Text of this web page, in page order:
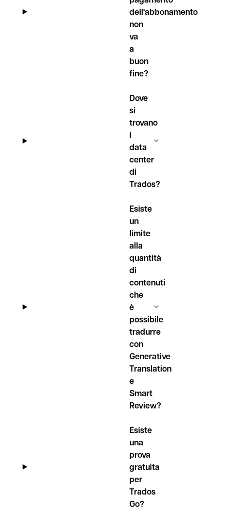
dell'abbonamento
non
va
a
buon
fine?
Dove
si
trovano
i
data
center
di
Trados?
Esiste
un
limite
alla
quantità
di
contenuti
che
è
possibile
tradurre
con
Generative
Translation
e
Smart
Review?
Esiste
una
prova
gratuita
per
Trados
Go?